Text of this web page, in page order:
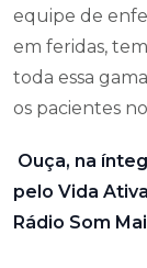
equipe de
em feridas,
toda essa
os pacientes
Ouça, na
pelo Vida
Rádio Som